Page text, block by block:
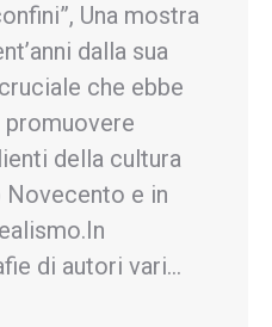
Una mostra
dalla sua
che ebbe
promuovere
della cultura
Novecento e in
di autori vari…